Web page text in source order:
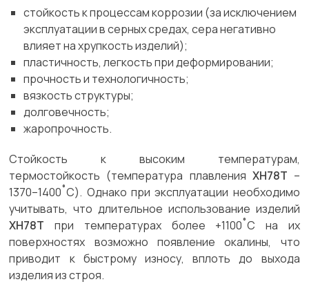
стойкость к процессам коррозии (за исключением
эксплуатации в серных средах, сера негативно
влияет на хрупкость изделий);
пластичность, легкость при деформировании;
прочность и технологичность;
вязкость структуры;
долговечность;
жаропрочность.
Стойкость к высоким температурам,
термостойкость (температура плавления ХН78Т –
1370–1400˚C). Однако при эксплуатации необходимо
учитывать, что длительное использование изделий
ХН78Т при температурах более +1100˚С на их
поверхностях возможно появление окалины, что
приводит к быстрому износу, вплоть до выхода
изделия из строя.